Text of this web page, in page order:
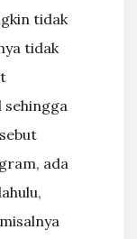
tidak
tidak
sehingga
ada